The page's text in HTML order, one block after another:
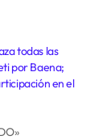
todas las
por Baena;
en el